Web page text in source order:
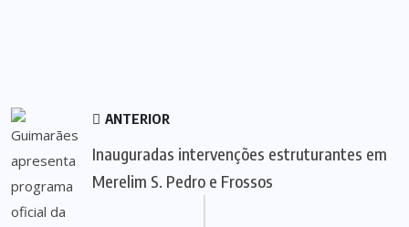
ANTERIOR
Inauguradas intervenções estruturantes em
Merelim S. Pedro e Frossos